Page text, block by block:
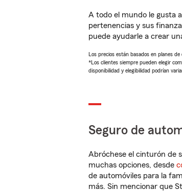
A todo el mundo le gusta
pertenencias y sus
puede ayudarle a crear
Los precios están basados en planes
*Los clientes siempre pueden elegir
disponibilidad y elegibilidad podrían
Seguro de
Abróchese el cinturón de
muchas opciones, desde
de automóviles para la
más. Sin mencionar que